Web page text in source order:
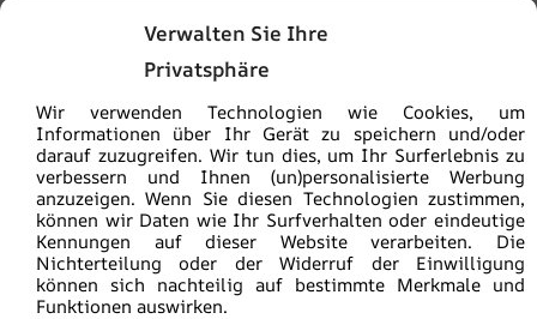
Verwalten Sie Ihre
Privatsphäre
Wir verwenden Technologien wie Cookies, um
Informationen über Ihr Gerät zu speichern und/oder
darauf zuzugreifen. Wir tun dies, um Ihr Surferlebnis zu
verbessern und Ihnen (un)personalisierte Werbung
anzuzeigen. Wenn Sie diesen Technologien zustimmen,
können wir Daten wie Ihr Surfverhalten oder eindeutige
Kennungen auf dieser Website verarbeiten. Die
Nichterteilung oder der Widerruf der Einwilligung
können sich nachteilig auf bestimmte Merkmale und
Funktionen auswirken.
Die Versandkosten betragen
100€
versandkostenfrei
Lieferzeitvon 2 bis 4Werktagen
Die Mustergröße beträgt 30 x 50 cm. Das Muster enthält
die gesamte Grafik, sodass Sie die Farben beurteilen
können. Außerdem verfügt es über eine Zoomfunktion zur